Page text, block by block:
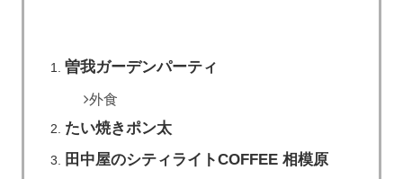
曽我ガーデンパーティ
外食
たい焼きポン太
田中屋のシティライトCOFFEE 相模原